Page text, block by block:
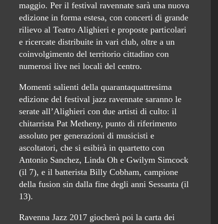
maggio. Per il festival ravennate sarà una nuova
edizione in forma estesa, con concerti di grande
rilievo al Teatro Alighieri e proposte particolari
e ricercate distribuite in vari club, oltre a un
coinvolgimento del territorio cittadino con
numerosi live nei locali del centro.
Momenti salienti della quarantaquattresima
edizione del festival jazz ravennate saranno le
serate all’Alighieri con due artisti di culto: il
chitarrista Pat Metheny, punto di riferimento
assoluto per generazioni di musicisti e
ascoltatori, che si esibirà in quartetto con
Antonio Sanchez, Linda Oh e Gwilym Simcock
(il 7), e il batterista Billy Cobham, campione
della fusion sin dalla fine degli anni Sessanta (il
13).
Ravenna Jazz 2017 giocherà poi la carta dei